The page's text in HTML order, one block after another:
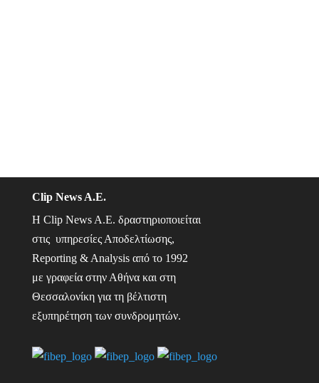
Clip News A.E.
Η Clip News A.E. δραστηριοποιείται
στις υπηρεσίες Αποδελτίωσης,
Reporting & Analysis από το 1992
με γραφεία στην Αθήνα και στη
Θεσσαλονίκη για τη βέλτιστη
εξυπηρέτηση των συνδρομητών.